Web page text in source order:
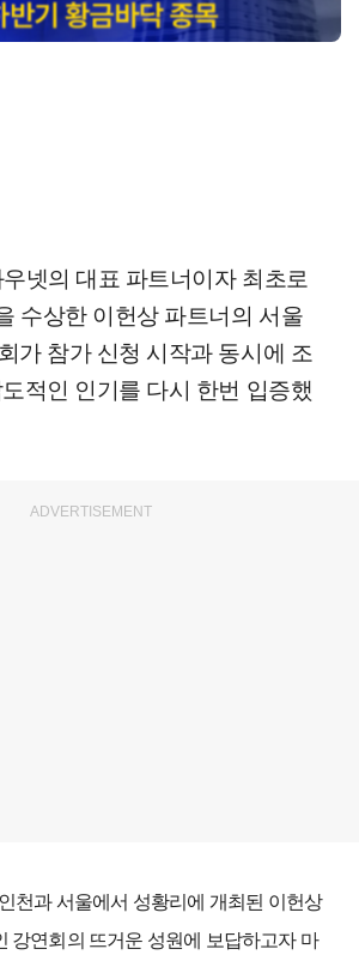
넷의 대표 파트너이자 최초로
수상한 이헌상 파트너의 서울
가 참가 신청 시작과 동시에 조
적인 인기를 다시 한번 입증했
ADVERTISEMENT
천과 서울에서 성황리에 개최된 이헌상
강연회의 뜨거운 성원에 보답하고자 마